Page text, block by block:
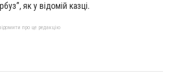
як у відомій казці.
про це редакцію